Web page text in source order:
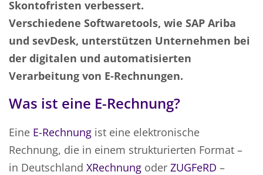
Skontofristen verbessert.
Verschiedene Softwaretools, wie SAP Ariba
und sevDesk, unterstützen Unternehmen bei
der digitalen und automatisierten
Verarbeitung von E-Rechnungen.
Was ist eine E-Rechnung?
Eine E-Rechnung ist eine elektronische
Rechnung, die in einem strukturierten Format –
in Deutschland XRechnung oder ZUGFeRD –